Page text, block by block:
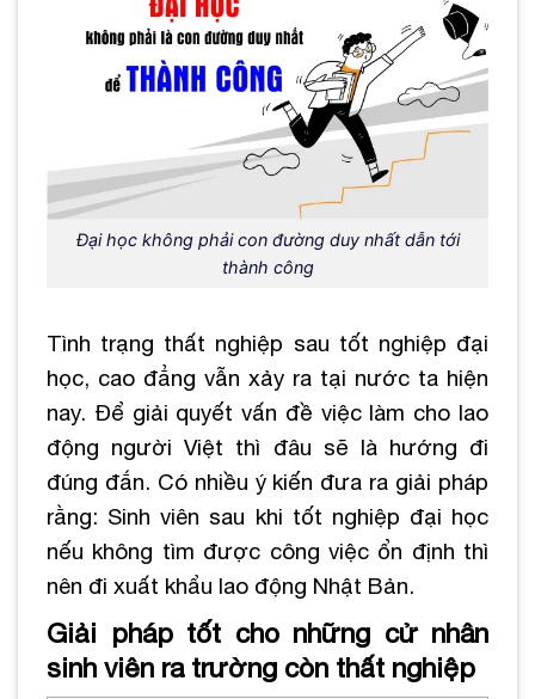
Đại học không phải con đường duy nhất dẫn tới
thành công
Tình trạng thất nghiệp sau tốt nghiệp đại
học, cao đẳng vẫn xảy ra tại nước ta hiện
nay. Để giải quyết vấn đề việc làm cho lao
động người Việt thì đâu sẽ là hướng đi
đúng đắn. Có nhiều ý kiến đưa ra giải pháp
rằng: Sinh viên sau khi tốt nghiệp đại học
nếu không tìm được công việc ổn định thì
nên đi xuất khẩu lao động Nhật Bản.
Giải pháp tốt cho những cử nhân
sinh viên ra trường còn thất nghiệp